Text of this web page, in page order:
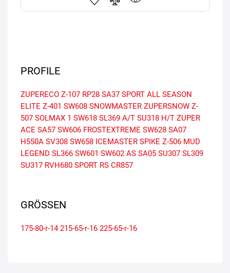
PROFILE
ZUPERECO Z-107 RP28 SA37 SPORT ALL SEASON
ELITE Z-401 SW608 SNOWMASTER ZUPERSNOW Z-
507 SOLMAX 1 SW618 SL369 A/T SU318 H/T ZUPER
ACE SA57 SW606 FROSTEXTREME SW628 SA07
H550A SV308 SW658 ICEMASTER SPIKE Z-506 MUD
LEGEND SL366 SW601 SW602 AS SA05 SU307 SL309
SU317 RVH680 SPORT RS CR857
GRÖSSEN
175-80-r-14 215-65-r-16 225-65-r-16